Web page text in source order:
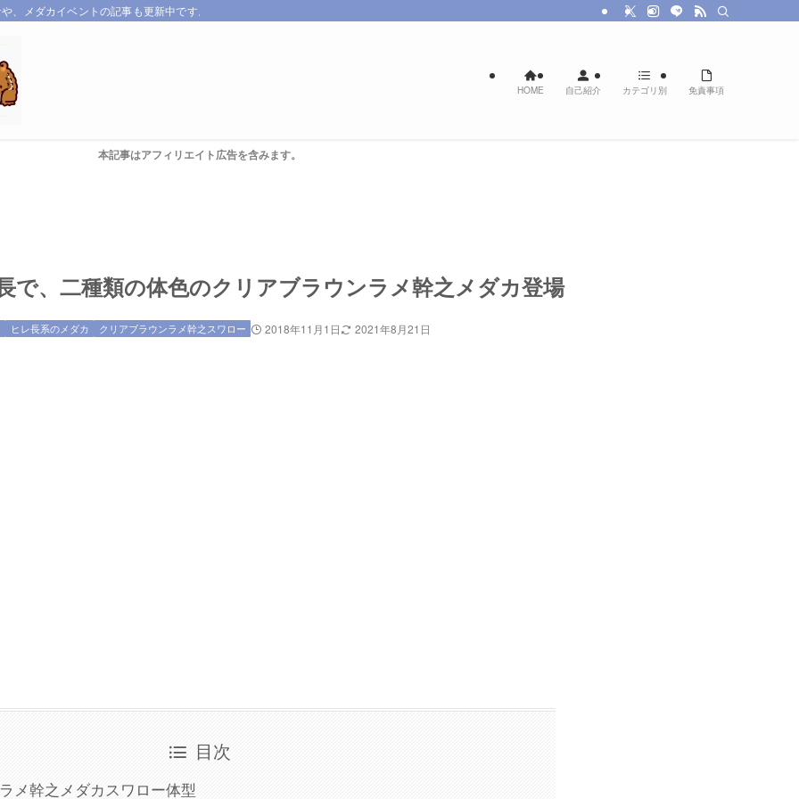
、メダカイベントの記事も更新中です。
HOME 自己紹介 カテゴリ別 免責事項
本記事はアフィリエイト広告を含みます。
で、二種類の体色のクリアブラウンラメ幹之メダカ登場
ヒレ長系のメダカ クリアブラウンラメ幹之スワロー 2018年11月1日 2021年8月21日
目次
メ幹之メダカスワロー体型